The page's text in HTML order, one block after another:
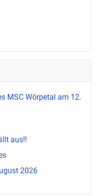
MSC Wörpetal am 12.
aus!!
2026